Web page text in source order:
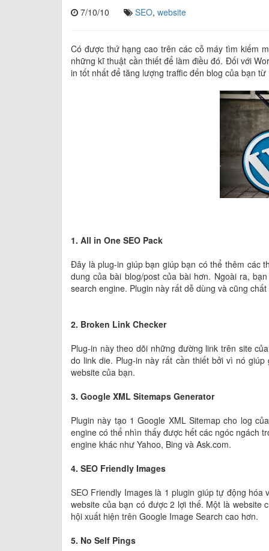
7/10/10 SEO, website
Có được thứ hạng cao trên các cỗ máy tìm kiếm
những kĩ thuật cần thiết để làm điều đó. Đối với
in tốt nhất để tăng lượng traffic đến blog của bạn
1. All in One SEO Pack
Đây là plug-in giúp bạn giúp bạn có thể thêm các
dung của bài blog/post của bài hơn. Ngoài ra,
search engine. Plugin này rất dễ dùng và cũng
2. Broken Link Checker
Plug-in này theo dõi những đường link trên site
do link die. Plug-in này rất cần thiết bởi vì nó
website của bạn.
3. Google XML Sitemaps Generator
Plugin này tạo 1 Google XML Sitemap cho log
engine có thể nhìn thấy được hết các ngóc ngách
engine khác như Yahoo, Bing và Ask.com.
4. SEO Friendly Images
SEO Friendly Images là 1 plugin giúp tự động
website của bạn có được 2 lợi thế. Một là website
hội xuất hiện trên Google Image Search cao hơn.
5. No Self Pings